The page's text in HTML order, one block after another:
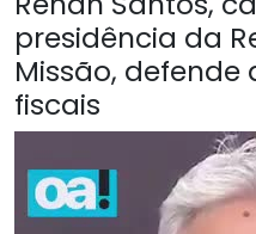
presidência da
Missão,
fiscais